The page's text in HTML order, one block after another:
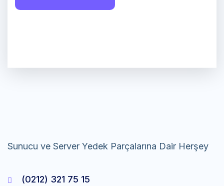
Sunucu ve Server Yedek Parçalarına Dair Herşey
(0212) 321 75 15